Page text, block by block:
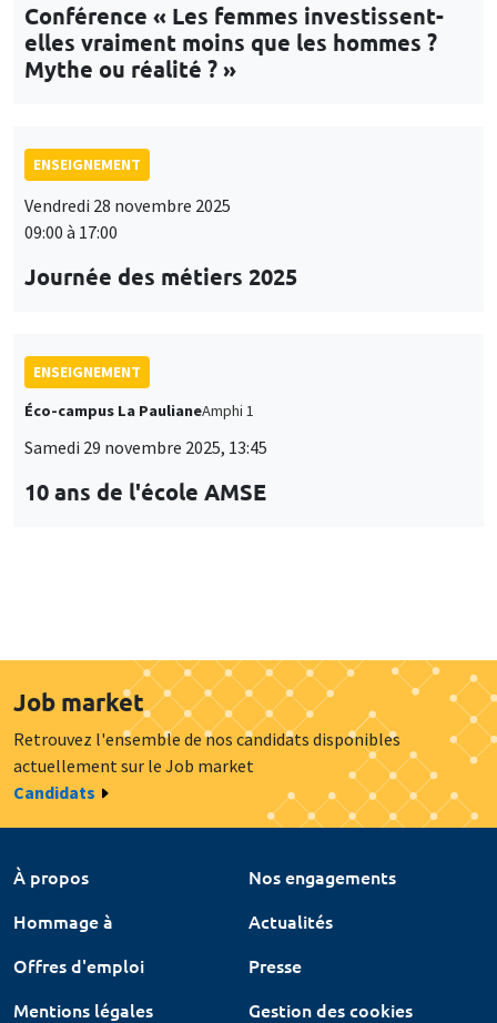
Conférence « Les femmes investissent-
elles vraiment moins que les hommes ?
Mythe ou réalité ? »
ENSEIGNEMENT
Vendredi 28 novembre 2025
09:00 à 17:00
Journée des métiers 2025
ENSEIGNEMENT
Éco-campus La PaulianeAmphi 1
Samedi 29 novembre 2025, 13:45
10 ans de l'école AMSE
Job market
Retrouvez l'ensemble de nos candidats disponibles
actuellement sur le Job market
Candidats
À propos
Nos engagements
Hommage à
Actualités
Offres d'emploi
Presse
Mentions légales
Gestion des cookies